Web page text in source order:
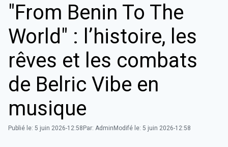
"From Benin To The
World" : l’histoire, les
rêves et les combats
de Belric Vibe en
musique
Publié le: 5 juin 2026-12:58 Par: Admin Modifé le: 5 juin 2026-12:58